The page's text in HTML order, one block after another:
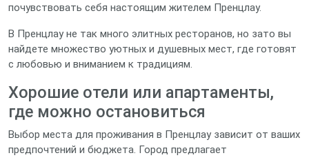
почувствовать себя настоящим жителем Пренцлау.
В Пренцлау не так много элитных ресторанов, но зато вы
найдете множество уютных и душевных мест, где готовят
с любовью и вниманием к традициям.
Хорошие отели или апартаменты,
где можно остановиться
Выбор места для проживания в Пренцлау зависит от ваших
предпочтений и бюджета. Город предлагает